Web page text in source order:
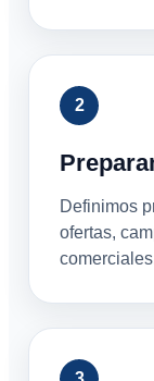
Definimos
ofertas,